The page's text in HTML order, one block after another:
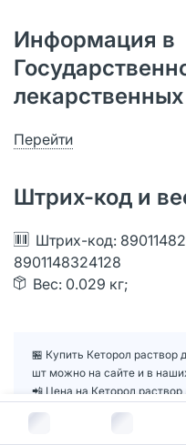
В
Информация в
Перейти
Штрих-код и
Штрих-код:
8901148324128
Вес: 0.029 кг;
🏪 Купить Кеторол раствор
шт можно на сайте и в
📲 Цена на Кеторол